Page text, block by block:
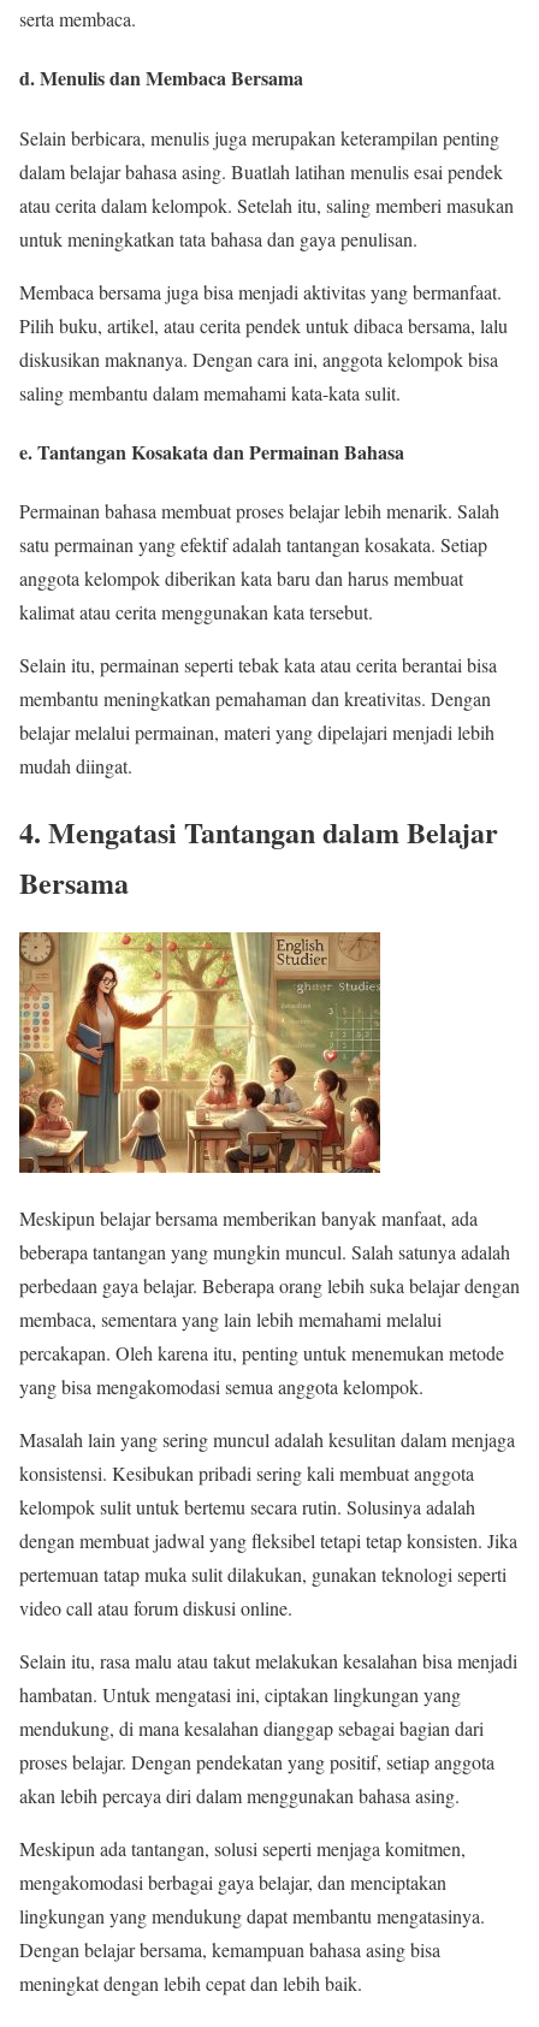
serta membaca.
d. Menulis dan Membaca Bersama
Selain berbicara, menulis juga merupakan keterampilan penting
dalam belajar bahasa asing. Buatlah latihan menulis esai pendek
atau cerita dalam kelompok. Setelah itu, saling memberi masukan
untuk meningkatkan tata bahasa dan gaya penulisan.
Membaca bersama juga bisa menjadi aktivitas yang bermanfaat.
Pilih buku, artikel, atau cerita pendek untuk dibaca bersama, lalu
diskusikan maknanya. Dengan cara ini, anggota kelompok bisa
saling membantu dalam memahami kata-kata sulit.
e. Tantangan Kosakata dan Permainan Bahasa
Permainan bahasa membuat proses belajar lebih menarik. Salah
satu permainan yang efektif adalah tantangan kosakata. Setiap
anggota kelompok diberikan kata baru dan harus membuat
kalimat atau cerita menggunakan kata tersebut.
Selain itu, permainan seperti tebak kata atau cerita berantai bisa
membantu meningkatkan pemahaman dan kreativitas. Dengan
belajar melalui permainan, materi yang dipelajari menjadi lebih
mudah diingat.
4. Mengatasi Tantangan dalam Belajar
Bersama
Meskipun belajar bersama memberikan banyak manfaat, ada
beberapa tantangan yang mungkin muncul. Salah satunya adalah
perbedaan gaya belajar. Beberapa orang lebih suka belajar dengan
membaca, sementara yang lain lebih memahami melalui
percakapan. Oleh karena itu, penting untuk menemukan metode
yang bisa mengakomodasi semua anggota kelompok.
Masalah lain yang sering muncul adalah kesulitan dalam menjaga
konsistensi. Kesibukan pribadi sering kali membuat anggota
kelompok sulit untuk bertemu secara rutin. Solusinya adalah
dengan membuat jadwal yang fleksibel tetapi tetap konsisten. Jika
pertemuan tatap muka sulit dilakukan, gunakan teknologi seperti
video call atau forum diskusi online.
Selain itu, rasa malu atau takut melakukan kesalahan bisa menjadi
hambatan. Untuk mengatasi ini, ciptakan lingkungan yang
mendukung, di mana kesalahan dianggap sebagai bagian dari
proses belajar. Dengan pendekatan yang positif, setiap anggota
akan lebih percaya diri dalam menggunakan bahasa asing.
Meskipun ada tantangan, solusi seperti menjaga komitmen,
mengakomodasi berbagai gaya belajar, dan menciptakan
lingkungan yang mendukung dapat membantu mengatasinya.
Dengan belajar bersama, kemampuan bahasa asing bisa
meningkat dengan lebih cepat dan lebih baik.